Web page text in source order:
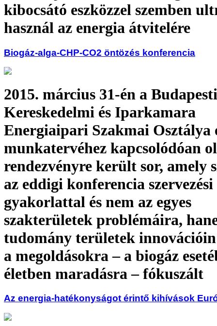
kibocsátó eszközzel szemben
használ az energia átvitelére
Biogáz-alga-CHP-CO2 öntözés konferencia
2015. március 31-én a Budapesti
Kereskedelmi és Iparkamara
Energiaipari Szakmai Osztálya
munkatervéhez kapcsolódóan
rendezvényre került sor, amely
az eddigi konferencia szervezési
gyakorlattal és nem az egyes
szakterületek problémáira,
tudomány területek
a megoldásokra – a biogáz
életben maradásra – fókuszált
Az energia-hatékonyságot érintő kihívások